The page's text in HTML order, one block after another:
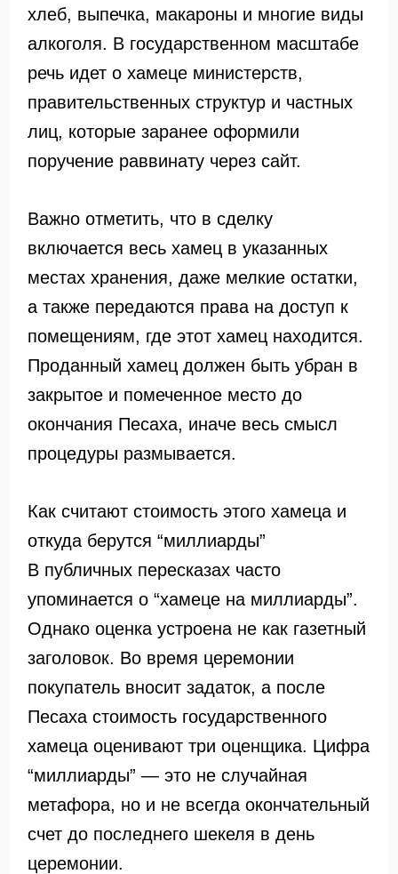
хлеб, выпечка, макароны и многие виды
алкоголя. В государственном масштабе
речь идет о хамеце министерств,
правительственных структур и частных
лиц, которые заранее оформили
поручение раввинату через сайт.
Важно отметить, что в сделку
включается весь хамец в указанных
местах хранения, даже мелкие остатки,
а также передаются права на доступ к
помещениям, где этот хамец находится.
Проданный хамец должен быть убран в
закрытое и помеченное место до
окончания Песаха, иначе весь смысл
процедуры размывается.
Как считают стоимость этого хамеца и
откуда берутся “миллиарды”
В публичных пересказах часто
упоминается о “хамеце на миллиарды”.
Однако оценка устроена не как газетный
заголовок. Во время церемонии
покупатель вносит задаток, а после
Песаха стоимость государственного
хамеца оценивают три оценщика. Цифра
“миллиарды” — это не случайная
метафора, но и не всегда окончательный
счет до последнего шекеля в день
церемонии.